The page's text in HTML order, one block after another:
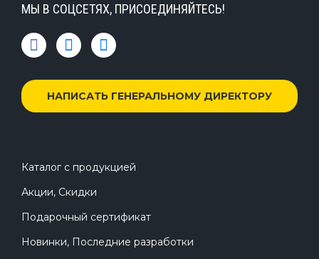
МЫ В СОЦСЕТЯХ, ПРИСОЕДИНЯЙТЕСЬ!
НАПИСАТЬ ГЕНЕРАЛЬНОМУ ДИРЕКТОРУ
Каталог с продукцией
Акции, Скидки
Подарочный сертификат
Новинки, Последние разработки